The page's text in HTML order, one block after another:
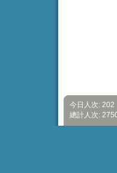
今日人次: 202
總計人次: